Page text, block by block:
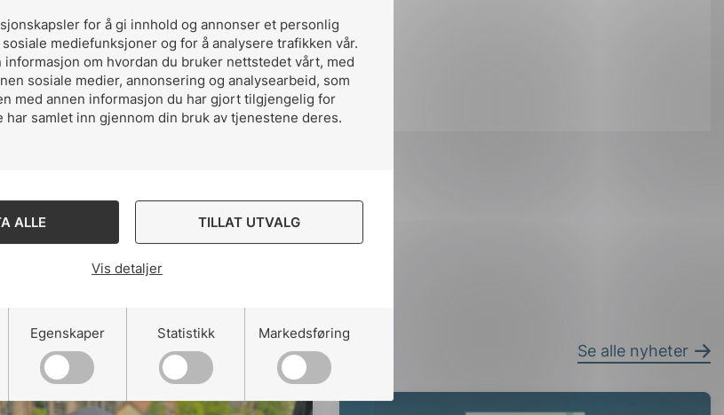
for å gi innhold og annonser et personlig
mediefunksjoner og for å analysere trafikken vår.
om hvordan du bruker nettstedet vårt, med
sosiale medier, annonsering og analysearbeid, som
med annen informasjon du har gjort tilgjengelig for
har samlet inn gjennom din bruk av tjenestene deres.
ALLE TILLAT UTVALG
Vis detaljer
Egenskaper Statistikk Markedsføring
Del artikkelen på:
Del Del Del
Se alle nyheter